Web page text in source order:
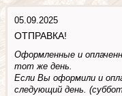
05.09.2025
ОТПРАВКА!
Оформленные и
тот же день.
Если Вы оформили и
следующий день.